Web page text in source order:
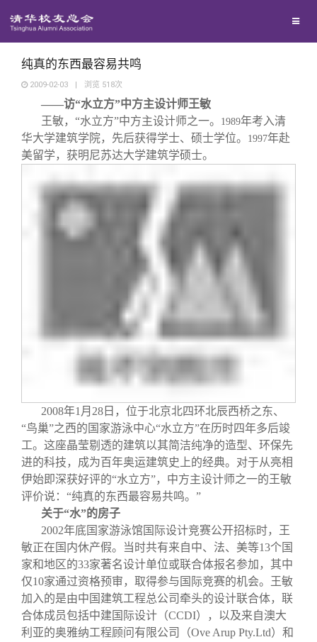
西南联大校友会
义工计划
新媒体平台
青春风采
校友文苑
校友讲坛
校友视界
终身学习
信息化服务
实用信息
总会简介
总会章程
理事会名单
制度法规
联系我们
纯真的东西最容易共鸣
2009-02-03 | 浏览 518次
——访“水立方”中方主设计师王敏
王敏，“水立方”中方主设计师之一。
1989年考入清
华大学建筑学院，先后获得学士、硕士学位。
1997年赴
美留学，获明尼苏达大学建筑学硕士。
2008年1 月 28 日 ，位于北京北四环北辰西桥之东、
“鸟巢”之西的国家游泳中心“水立方”在历时四年多后竣
工。这座晶莹剔透的建筑以其简洁纯净的造型、环保先
进的科技，成为百年奥运建筑史上的经典。对于从亮相
伊始即深获好评的“水立方”，中方主设计师之一的王敏
评价说：“纯真的东西最容易共鸣。”
关于“水”的房子
2002年底国家游泳馆国际设计竞赛公开招标时，王
敏正在国内休产假。当时共有来自中、法、美等13个国
家和地区的33家著名设计单位或联合体报名参加，其中
仅10家通过资格预审，取得参与国际竞赛的机会。王敏
加入的是由中国建筑工程总公司牵头的设计联合体，联
合体成员包括中建国际设计（CCDI），以及来自澳大
利亚的奥雅纳工程顾问有限公司（Ove Arup Pty.Ltd）和